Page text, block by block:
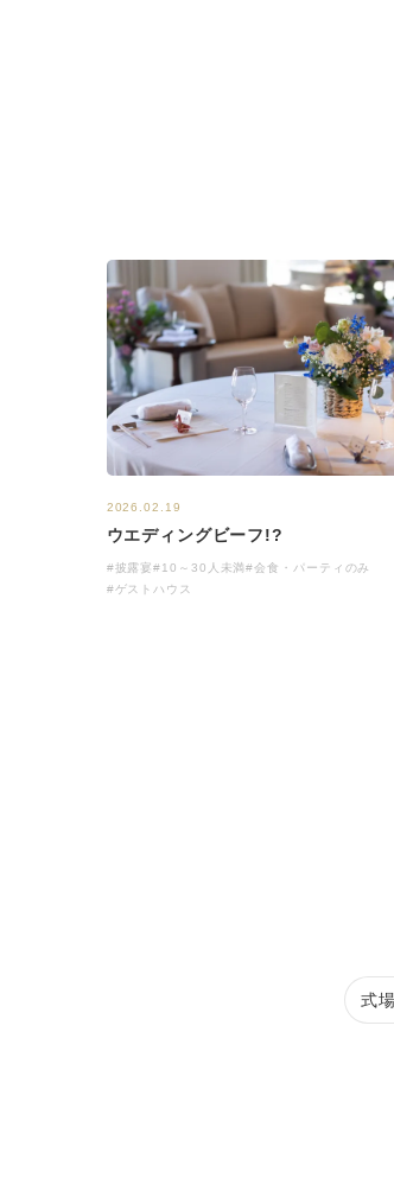
2026.02.19
ウエディングビーフ!?
#披露宴#10～30人未満#会食・パーティのみ
#ゲストハウス
式